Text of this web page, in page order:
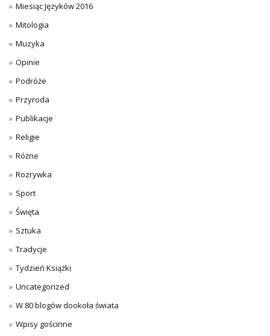
Miesiąc Języków 2016
Mitologia
Muzyka
Opinie
Podróże
Przyroda
Publikacje
Religie
Różne
Rozrywka
Sport
Święta
Sztuka
Tradycje
Tydzień Książki
Uncategorized
W 80 blogów dookoła świata
Wpisy gościnne